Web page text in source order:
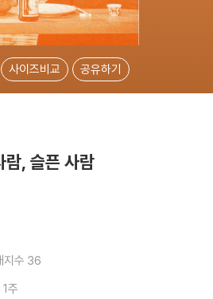
사이즈비교 공유하기
람, 슬픈 사람
지수 36
주